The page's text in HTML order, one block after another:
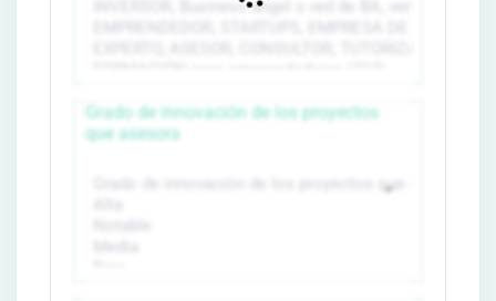
Grado de innovación de los proyectos
que asesora